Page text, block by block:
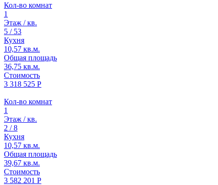
Кол-во комнат
1
Этаж / кв.
5 / 53
Кухня
10,57 кв.м.
Общая площадь
36,75 кв.м.
Стоимость
3 318 525 Р
Кол-во комнат
1
Этаж / кв.
2 / 8
Кухня
10,57 кв.м.
Общая площадь
39,67 кв.м.
Стоимость
3 582 201 Р